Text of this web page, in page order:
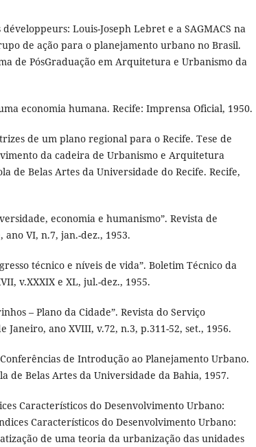
développeurs: Louis-Joseph Lebret e a SAGMACS na
de ação para o planejamento urbano no Brasil.
de PósGraduação em Arquitetura e Urbanismo da
economia humana. Recife: Imprensa Oficial, 1950.
de um plano regional para o Recife. Tese de
da cadeira de Urbanismo e Arquitetura
de Belas Artes da Universidade do Recife. Recife,
economia e humanismo”. Revista de
ano VI, n.7, jan.-dez., 1953.
técnico e níveis de vida”. Boletim Técnico da
v.XXXIX e XL, jul.-dez., 1955.
– Plano da Cidade”. Revista do Serviço
Janeiro, ano XVIII, v.72, n.3, p.311-52, set., 1956.
Conferências de Introdução ao Planejamento Urbano.
de Belas Artes da Universidade da Bahia, 1957.
Característicos do Desenvolvimento Urbano:
Característicos do Desenvolvimento Urbano:
de uma teoria da urbanização das unidades